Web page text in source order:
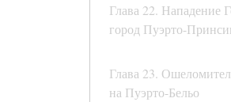
Глава 22. Нападение
город Пуэрто-
Глава 23.
на Пуэрто-Бельо